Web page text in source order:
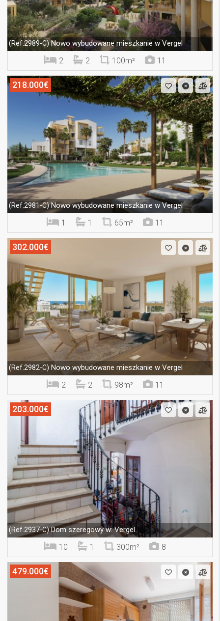
(Ref.2989-C)Nowo wybudowane mieszkanie w Vergel
2 2 100m² 11
218.000€
(Ref.2981-C)Nowo wybudowane mieszkanie w Vergel
1 1 65m² 11
302.000€
(Ref.2982-C) Nowo wybudowane mieszkanie w Vergel
2 2 98m² 11
203.000€
(Ref.2937-C)Dom szeregowy w: Vergel
10 1 300m² 8
479.000€